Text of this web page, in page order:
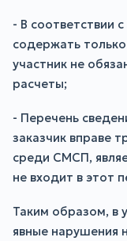
- В соответствии
содержать
участник не
расчеты;
- Перечень
заказчик вправе
среди СМСП,
не входит в этот
Таким образом, в
явные нарушения